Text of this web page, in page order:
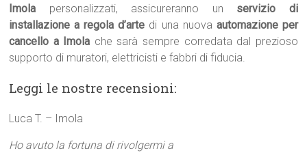
Imola personalizzati, assicureranno un servizio di
installazione a regola d’arte di una nuova automazione per
cancello a Imola che sarà sempre corredata dal prezioso
supporto di muratori, elettricisti e fabbri di fiducia.
Leggi le nostre recensioni:
Luca T. – Imola
Ho avuto la fortuna di rivolgermi a